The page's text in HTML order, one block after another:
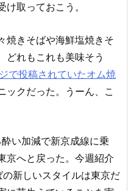
取っておこう。
焼きそばや海鮮塩焼きそ
どれもこれも美味そう
で投稿されていたオム焼
ックだった。うーん、こ
い加減で新京成線に乗
京へと戻った。今週紹介
新しいスタイルは東京だ